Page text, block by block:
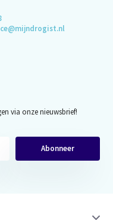
via onze nieuwsbrief!
Abonneer